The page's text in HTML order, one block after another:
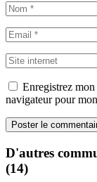
Enregistrez
navigateur pour
D'autres
(14)